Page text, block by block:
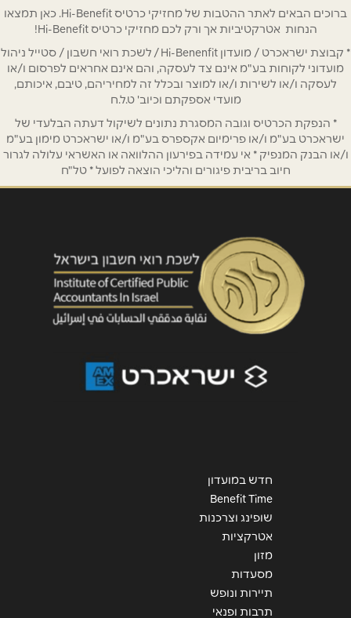
אימייל*
נושא *
הודעה
שליחה
ברוכים הבאים לאתר ההטבות של מחזיקי כרטיס Hi-Benefit. כאן תמצאו
הנחות אטרקטיביות אך ורק לכם מחזיקי כרטיס Hi-Benefit!
* קבוצת ישראכרט / מועדון Hi-Benenfit / לשכת רואי חשבון / סטייל ניהול
מועדוני לקוחות בע"מ אינם צד לעסקה, והם אינם אחראים לפרסום ו/או
לעסקה ו/או לשירות ו/או למוצר ובכלל זה למחיריהם, טיבם, איכותם,
מועדי אספקתם וכיוב' ט.ל.ח
* הנפקת הכרטיס וגובה המסגרת נתונים לשיקול דעתה הבלעדי של
ישראכרט בע"מ ו/או פרימיום אקספרס בע"מ ו/או ישראכרט מימון בע"מ
ו/או הבנק המנפיק * אי עמידה בפירעון ההלוואה או האשראי עלולה לגרור
חיוב בריבית פיגורים והליכי הוצאה לפועל * טל"ח
חדש במועדון
Benefit Time
שופינג וצרכנות
אטרקציות
מזון
מסעדות
תיירות ונופש
תרבות ופנאי